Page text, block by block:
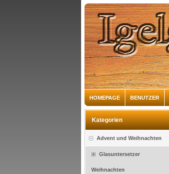
HOMEPAGE BENUTZER
Kategorien
Advent und Weihnachten
Glasuntersetzer
Weihnachten